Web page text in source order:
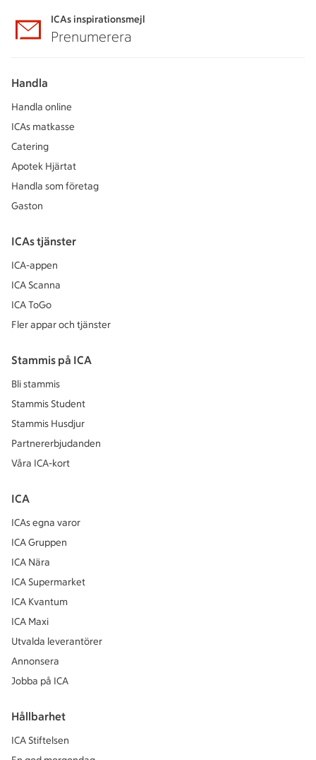
ICAs inspirationsmejl
Prenumerera
Handla
Handla online
ICAs matkasse
Catering
Apotek Hjärtat
Handla som företag
Gaston
ICAs tjänster
ICA-appen
ICA Scanna
ICA ToGo
Fler appar och tjänster
Stammis på ICA
Bli stammis
Stammis Student
Stammis Husdjur
Partnererbjudanden
Våra ICA-kort
ICA
ICAs egna varor
ICA Gruppen
ICA Nära
ICA Supermarket
ICA Kvantum
ICA Maxi
Utvalda leverantörer
Annonsera
Jobba på ICA
Hållbarhet
ICA Stiftelsen